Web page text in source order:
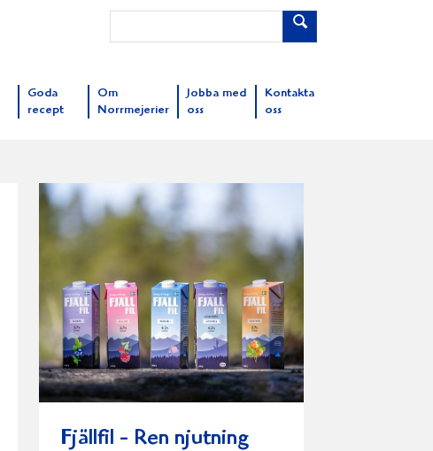
Goda
recept
Om
Norrmejerier
Jobba med
oss
Kontakta
oss
Fjällfil - Ren njutning